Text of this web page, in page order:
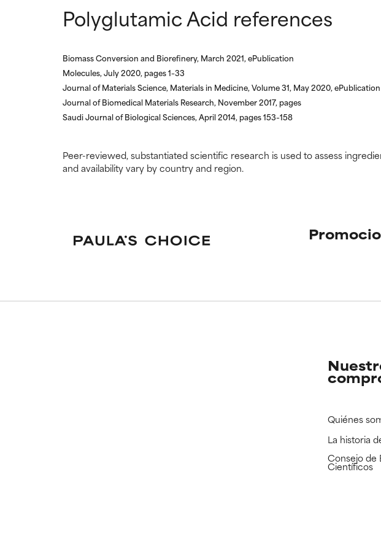
Polyglutamic Acid references
Biomass Conversion and Biorefinery, March 2021, ePublication
Molecules, July 2020, pages 1–33
Journal of Materials Science, Materials in Medicine, Volume 31, May 2020, ePublication
Journal of Biomedical Materials Research, November 2017, pages
Saudi Journal of Biological Sciences, April 2014, pages 153–158
Peer-reviewed, substantiated scientific research is used to assess
and availability vary by country and region.
Quiénes
La historia
Consejo de
Científicos